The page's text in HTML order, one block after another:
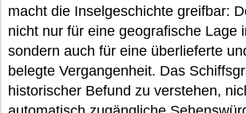
macht die Inselgeschichte greifbar:
nicht nur für eine geografische Lage
sondern auch für eine überlieferte
belegte Vergangenheit. Das
historischer Befund zu verstehen,